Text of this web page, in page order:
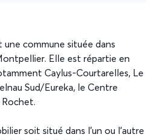
commune située dans
Elle est répartie en
Caylus-Courtarelles, Le
Sud/Eureka, le Centre
soit situé dans l’un ou l’autre